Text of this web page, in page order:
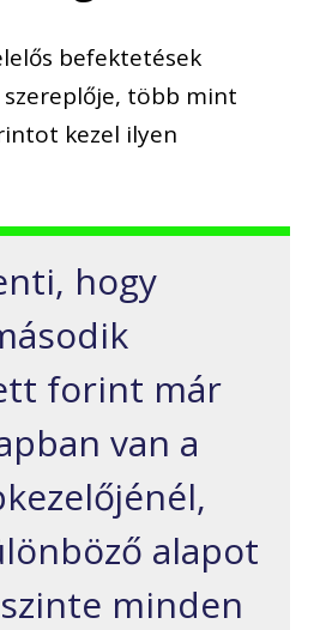
befektetések
szereplője, több mint
kezel ilyen
hogy
forint már
van a
alapot
minden